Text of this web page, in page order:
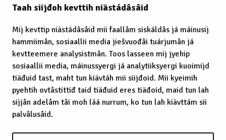
Taah siijđoh kevttih niästádâsâid
Mij kevttip niästádâsâid mii faallâm siskáldâs já máinusij
hammiimân, sosiaallii media jiešvuođâi tuárjumân já
kevtteemere analysistmân. Toos lasseen mij jyehip
sosiaallii media, máinussyergi já analytiiksyergi kuoimijd
tiäđuid tast, maht tun kiävtáh mii siijđoid. Mii kyeimih
pyehtih ovtâstittiđ taid tiäđuid eres tiäđoid, maid tun lah
sijjân adelâm tâi moh láá nurrum, ko tun lah kiävttám sii
palvâlusâid.
EITC 2025
© 2025 Sämimađhâšem, Puoh vuoigâdvuođah
tuállojeh.